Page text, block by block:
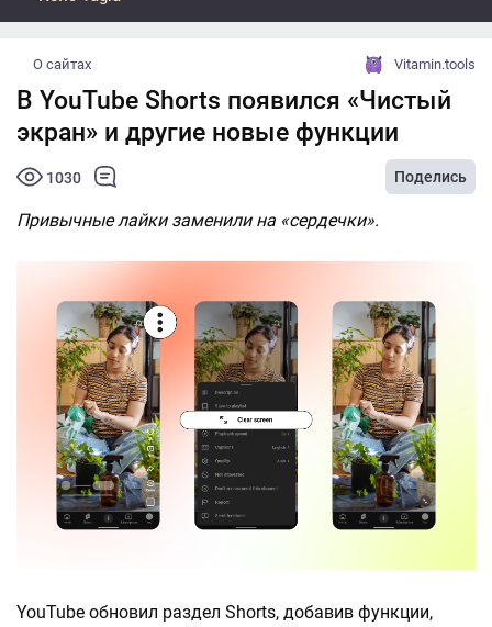
О сайтах Vitamin.tools
В YouTube Shorts появился «Чистый
экран» и другие новые функции
1030 Поделись
Привычные лайки заменили на «сердечки».
YouTube обновил раздел Shorts, добавив функции,